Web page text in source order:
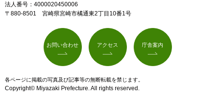
法人番号：4000020450006
〒880-8501 宮崎県宮崎市橘通東2丁目10番1号
お問い合わせ アクセス 庁舎案内
各ページに掲載の写真及び記事等の無断転載を禁じます。
Copyright© Miyazaki Prefecture. All rights reserved.